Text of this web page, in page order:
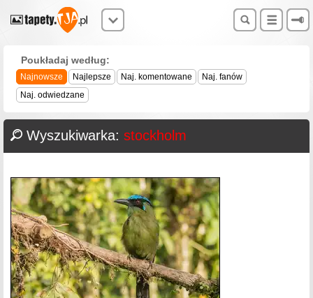
Poukładaj według:
Najnowsze Najlepsze Naj. komentowane
Naj. fanów
Naj. odwiedzane
Wyszukiwarka: stockholm